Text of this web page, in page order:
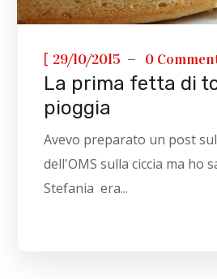
[ 29/10/2015 0
La prima fetta di
pioggia
Avevo preparato un post
dell'OMS sulla ciccia ma ho
Stefania era...